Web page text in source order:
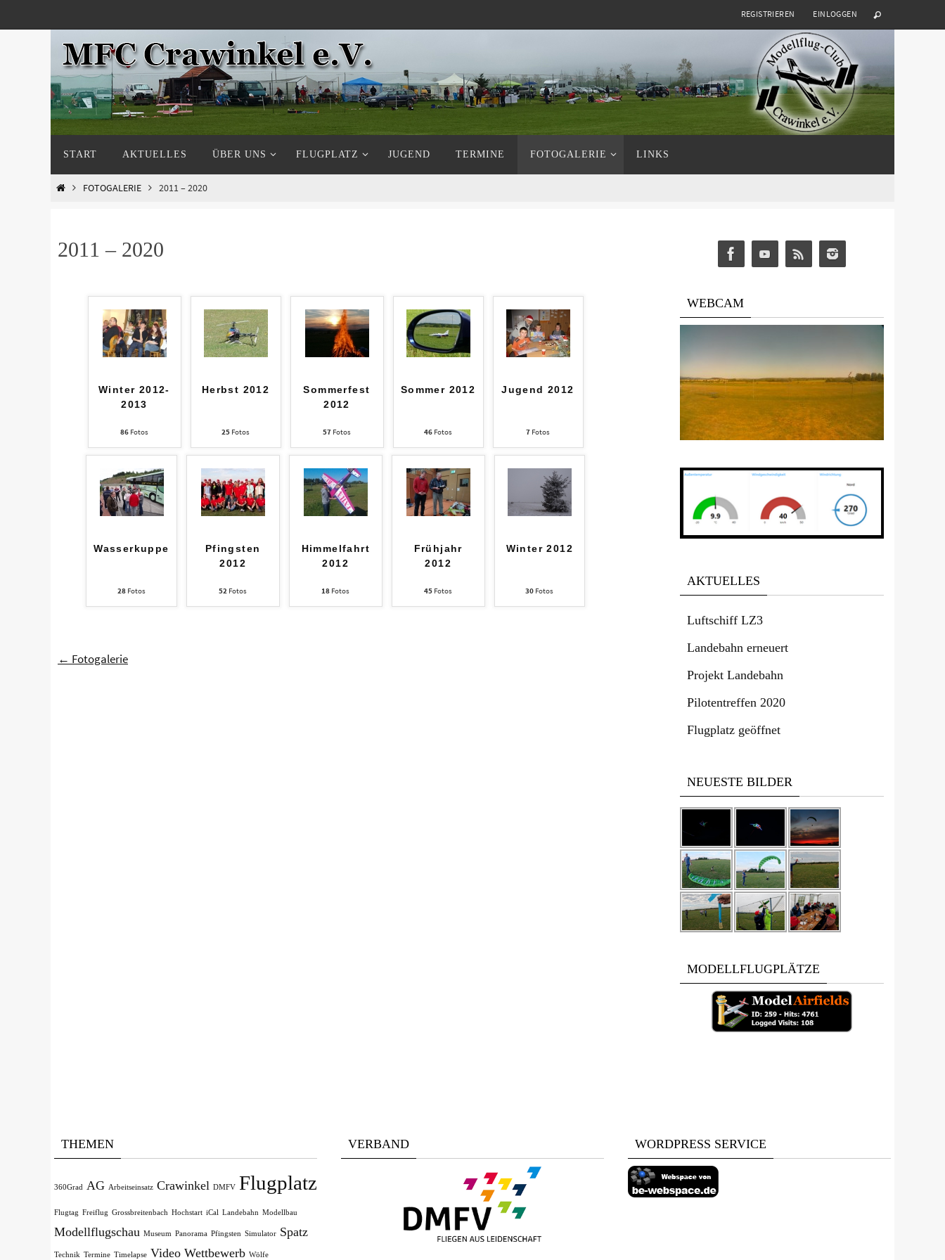
Inhalt
REGISTRIEREN EINLOGGEN
Inhalt
springen
START AKTUELLES ÜBER UNS FLUGPLATZ JUGEND TERMINE FOTOGALERIE LINKS
STARTFOTOGALERIE 2011 – 2020
2011 – 2020
Winter 2012-
2013
86 Fotos
Herbst 2012
25 Fotos
Sommerfest
2012
57 Fotos
Sommer 2012
46 Fotos
Jugend 2012
7 Fotos
Wasserkuppe
28 Fotos
Pfingsten
2012
52 Fotos
Himmelfahrt
2012
18 Fotos
Frühjahr
2012
45 Fotos
Winter 2012
30 Fotos
← Fotogalerie
WEBCAM
AKTUELLES
Luftschiff LZ3
Landebahn erneuert
Projekt Landebahn
Pilotentreffen 2020
Flugplatz geöffnet
NEUESTE BILDER
MODELLFLUGPLÄTZE
THEMEN
360Grad AG Arbeitseinsatz Crawinkel DMFV Flugplatz
Flugtag Freiflug Grossbreitenbach Hochstart iCal Landebahn Modellbau
Modellflugschau Museum Panorama Pfingsten Simulator Spatz
Technik Termine Timelapse Video Wettbewerb Wölfe
VERBAND WORDPRESS SERVICE